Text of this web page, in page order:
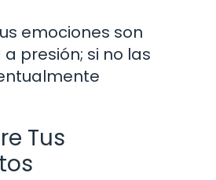
emociones son
presión; si no las
Tus